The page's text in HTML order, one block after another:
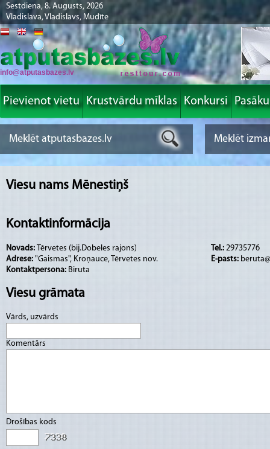
Sestdiena, 8. Augusts, 2026
Vladislava, Vladislavs, Mudīte
info@atputasbazes.lv
Pievienot vietu Krustvārdu mīklas Konkursi
Viesu nams Mēnestiņš
Kontaktinformācija
Novads: Tērvetes (bij.Dobeles rajons)
Adrese: "Gaismas", Kroņauce, Tērvetes nov.
Kontaktpersona: Biruta
Tel.: 29735776
E-pasts:
Viesu grāmata
Vārds, uzvārds
Komentārs
Drošības kods